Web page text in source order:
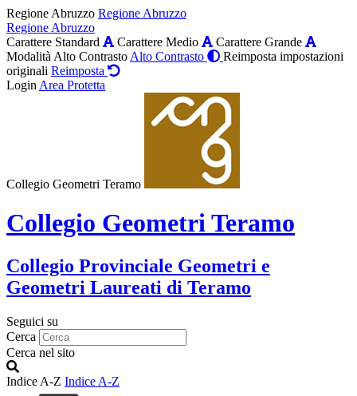
Regione Abruzzo Regione Abruzzo
Regione Abruzzo
Carattere Standard
Carattere Medio
Carattere Grande
Modalità Alto Contrasto Alto Contrasto
Reimposta impostazioni
originali Reimposta
Login Area Protetta
Collegio Geometri Teramo
Collegio Geometri Teramo
Collegio Provinciale Geometri e
Geometri Laureati di Teramo
Seguici su
Cerca
Cerca nel sito
Indice A-Z Indice A-Z